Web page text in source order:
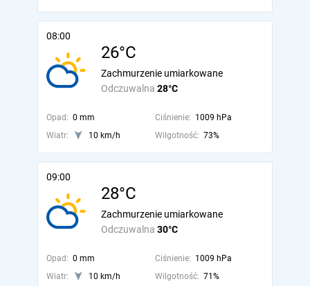
08:00
26°C
Odczuwalna 28°C
Zachmurzenie umiarkowane
Opad: 0 mm Ciśnienie: 1009 hPa
Wiatr:
10 km/h Wilgotność: 73%
09:00
28°C
Odczuwalna 30°C
Zachmurzenie umiarkowane
Opad: 0 mm Ciśnienie: 1009 hPa
Wiatr:
10 km/h Wilgotność: 71%